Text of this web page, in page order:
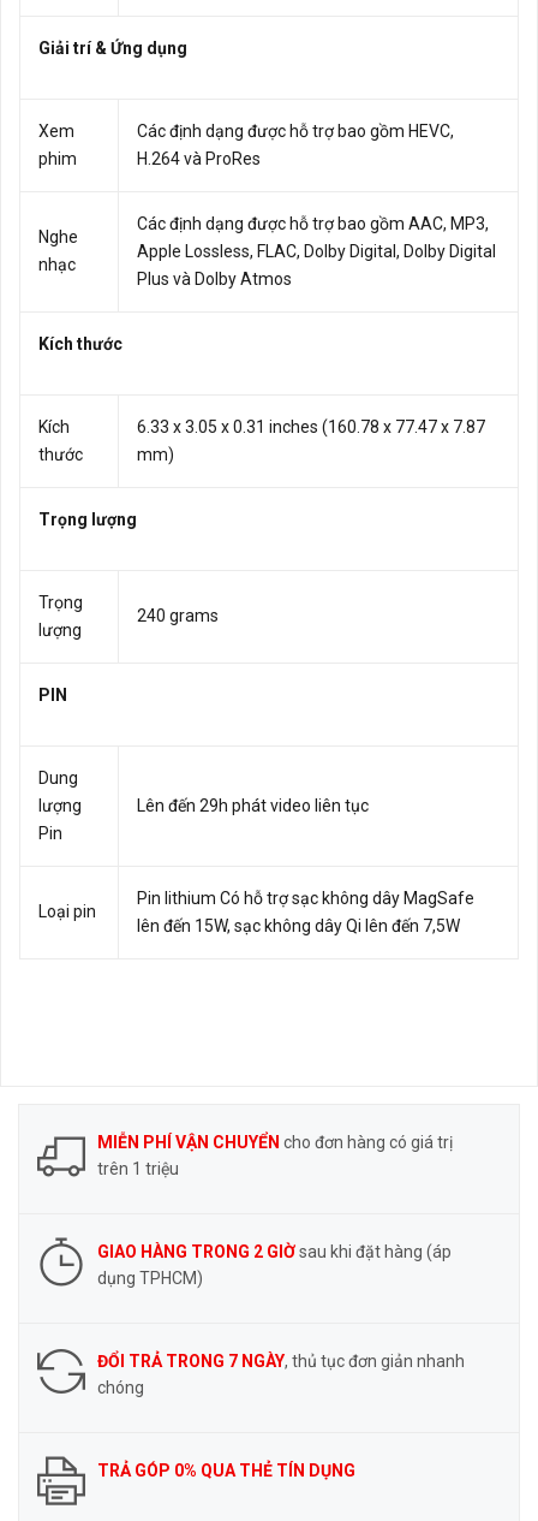
Giải trí & Ứng dụng
Xem
phim
Các định dạng được hỗ trợ bao gồm HEVC,
H.264 và ProRes
Nghe
nhạc
Các định dạng được hỗ trợ bao gồm AAC, MP3,
Apple Lossless, FLAC, Dolby Digital, Dolby Digital
Plus và Dolby Atmos
Kích thước
Kích
thước
6.33 x 3.05 x 0.31 inches (160.78 x 77.47 x 7.87
mm)
Trọng lượng
Trọng
lượng
240 grams
PIN
Dung
lượng
Pin
Lên đến 29h phát video liên tục
Loại pin
Pin lithium Có hỗ trợ sạc không dây MagSafe
lên đến 15W, sạc không dây Qi lên đến 7,5W
MIỄN PHÍ VẬN CHUYỂN cho đơn hàng có giá trị
trên 1 triệu
GIAO HÀNG TRONG 2 GIỜsau khi đặt hàng (áp
dụng TPHCM)
ĐỔI TRẢ TRONG 7 NGÀY, thủ tục đơn giản nhanh
chóng
TRẢ GÓP 0% QUA THẺ TÍN DỤNG